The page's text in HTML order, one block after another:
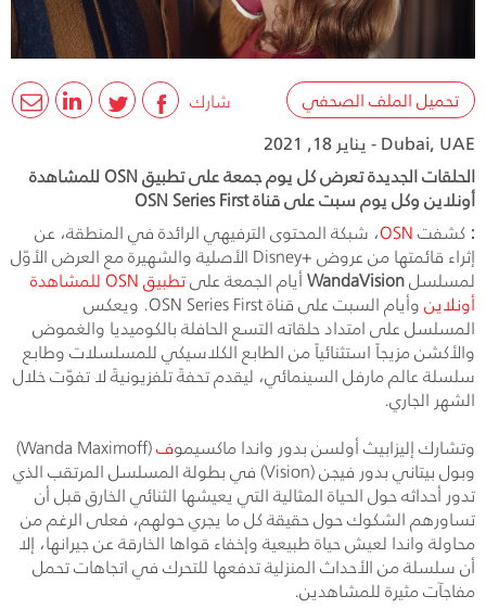
شارك
تحميل الملف الصحفي
Dubai, UAE - يناير 18, 2021
الحلقات الجديدة تعرض كل يوم جمعة على تطبيق OSN للمشاهدة
أونلاين وكل يوم سبت على قناة OSN Series First
:كشفتOSN، شبكة المحتوى الترفيهي الرائدة في المنطقة، عن
إثراء قائمتها من عروضDisney+الأصلية والشهيرة مع العرض الأوّل
لمسلسلWandaVisionأيام الجمعة علىتطبيقOSNللمشاهدة
أونلاينوأيام السبت على قناةOSN Series First. ويعكس
المسلسل على امتداد حلقاته التسع الحافلة بالكوميديا والغموض
والأكشن مزيجاً استثنائياً من الطابع الكلاسيكي للمسلسلات وطابع
سلسلة عالم مارفل السينمائي، ليقدم تحفةً تلفزيونيةً لا تفوّت خلال
الشهر الجاري.
وتشارك إليزابيث أولسن بدور واندا ماكسيموف(
Wanda Maximoff
)
وبول بيتاني بدور فيجن(Vision)في بطولة المسلسل المرتقب الذي
تدور أحداثه حول الحياة المثالية التي يعيشها الثنائي الخارق قبل أن
تساورهم الشكوك حول حقيقة كل ما يجري حولهم، فعلى الرغم من
محاولة واندا لعيش حياة طبيعية وإخفاء قواها الخارقة عن جيرانها، إلا
أن سلسلة من الأحداث المنزلية تدفعها للتحرك في اتجاهات تحمل
مفاجآت مثيرة للمشاهدين.